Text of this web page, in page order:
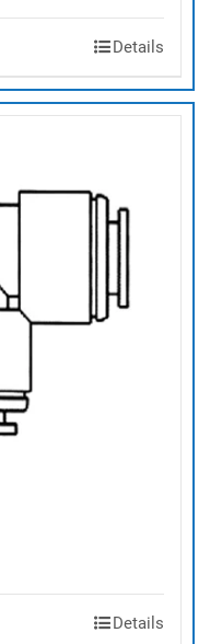
Details
Details